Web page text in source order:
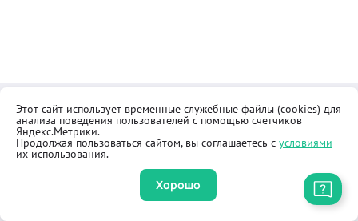
Контакты
Как купить
Общественная приёмная
Реквизиты
Оферта
Правила продажи товаров
Этот сайт использует временные служебные файлы (cookies) для
анализа поведения пользователей с помощью счетчиков
Яндекс.Метрики.
Продолжая пользоваться сайтом, вы соглашаетесь с условиями
их использования.
Хорошо